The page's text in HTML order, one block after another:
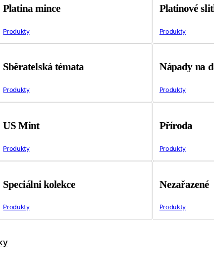
Platina mince
Produkty
Platinové
Produkty
Sběratelská témata
Produkty
Nápady na
Produkty
US Mint
Produkty
Příroda
Produkty
Speciálni kolekce
Produkty
Nezařazené
Produkty